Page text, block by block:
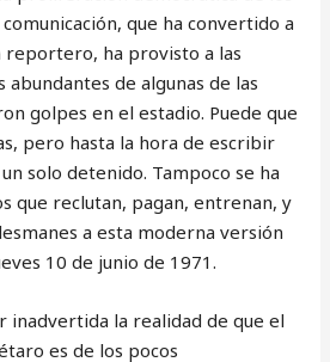
que ha convertido a
reportero, ha provisto a las
de algunas de las
golpes en el estadio. Puede que
pero hasta la hora de escribir
solo detenido. Tampoco se ha
que reclutan, pagan, entrenan, y
a esta moderna versión
10 de junio de 1971.
inadvertida la realidad de que el
es de los pocos